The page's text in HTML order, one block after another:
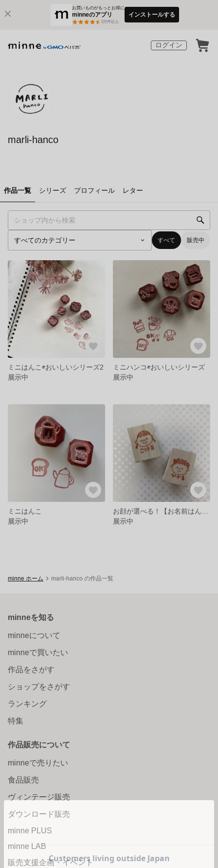
お買いものがもっとお得に
minneのアプリ
3万件以上
インストールする
ログイン
marli-hanco
作品一覧 シリーズ プロフィール レター
すべて 販売中
ミニはんこ◉おいしいシリーズ2
展示中
ミニハンコ◉おいしいシリーズ
展示中
ミニはんこ
展示中
展示中
minne ホーム marli-hanco の作品一覧
minneを知る
minneについて
minneで買いたい
作品をさがす
ショップをさがす
ランキング
特集
作品販売について
minneで売りたい
食品販売
ヴィンテージ販売
ダウンロード販売
minne PLUS
minne LAB
販売支援企画・イベント